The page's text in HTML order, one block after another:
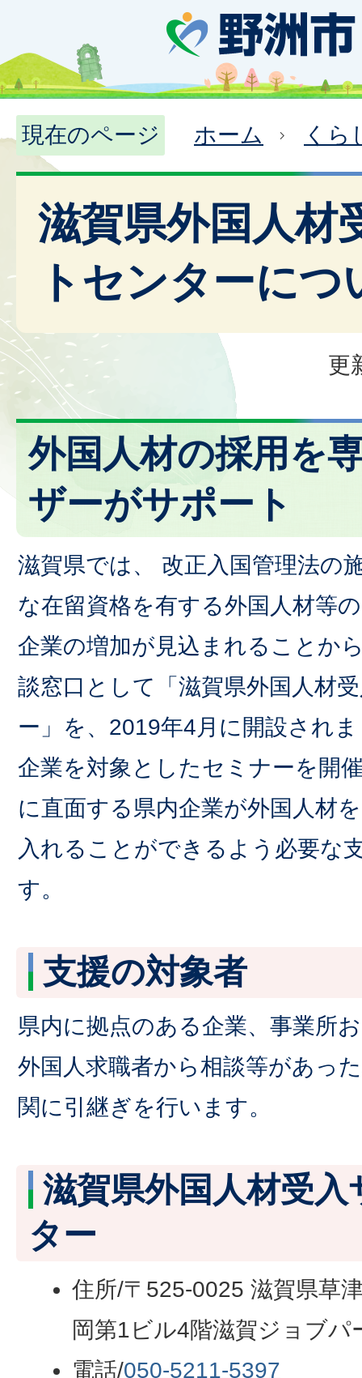
現在のページ ホーム くら
滋賀県外国人材
トセンターにつ
更
外国人材の採用を
ザーがサポート
滋賀県では、 改正入国管理法の
な在留資格を有する外国人材等
企業の増加が見込まれることか
談窓口として「滋賀県外国人材
ー」を、2019年4月に開設され
企業を対象としたセミナーを開
に直面する県内企業が外国人材
入れることができるよう必要な
す。
支援の対象者
県内に拠点のある企業、事業所
外国人求職者から相談等があっ
関に引継ぎを行います。
滋賀県外国人材受
ター
住所/〒525-0025 滋賀県草
岡第1ビル4階滋賀ジョブパ
電話/050-5211-5397